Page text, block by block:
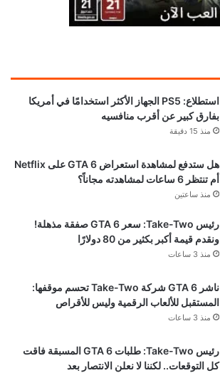
استطلاع: PS5 الجهاز الأكثر استخدامًا في أمريكا
بفارق كبير عن أقرب منافسيه
منذ 15 دقيقة
هل ستدفع لمشاهدة استعراض GTA 6 على Netflix
أم تنتظر 6 ساعات لمشاهدته مجاناً؟
منذ ساعتين
رئيس Take-Two: سعر GTA 6 صفقة مذهلة!
ونقدم قيمة أكبر بكثير من 80 دولارًا
منذ 3 ساعات
ناشر GTA 6 شركة Take-Two تحسم موقفها:
المستقبل للألعاب الرقمية وليس للأقراص
منذ 3 ساعات
رئيس Take-Two: طلبات GTA 6 المسبقة فاقت
كل التوقعات.. لكننا لا نعلن الانتصار بعد